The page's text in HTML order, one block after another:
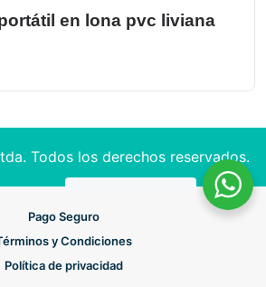
en lona pvc liviana
Todos los derechos reservados.
Pago Seguro
y Condiciones
Política de privacidad